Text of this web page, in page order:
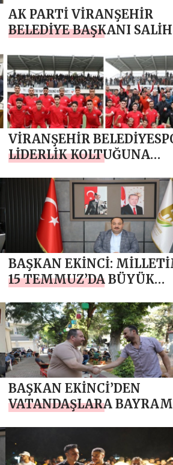
AK PARTİ VİRANŞEHİR
BELEDİYE BAŞKANI SALİH
VİRANŞEHİR
LİDERLİK KOLTUĞUNA
BAŞKAN EKİNCİ:
15 TEMMUZ’DA BÜYÜK
YAZDI
BAŞKAN EKİNCİ’DEN
VATANDAŞLARA BAYRAM